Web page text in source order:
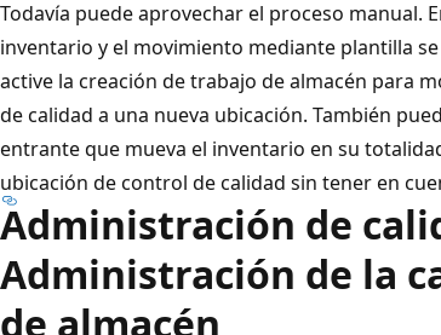
Todavía puede aprovechar el proceso manual.
inventario y el movimiento mediante plantilla
active la creación de trabajo de almacén para
de calidad a una nueva ubicación. También
entrante que mueva el inventario en su
ubicación de control de calidad sin tener en
Administración de
Administración de la
de almacén